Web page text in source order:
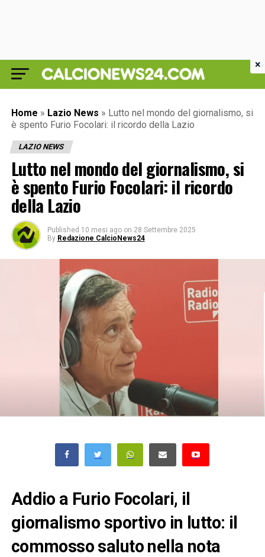
Home » Lazio News » Lutto nel mondo del giornalismo, si
è spento Furio Focolari: il ricordo della Lazio
LAZIO NEWS
Lutto nel mondo del giornalismo, si
è spento Furio Focolari: il ricordo
della Lazio
Published 10 mesi ago on 28 Settembre 2025
By Redazione CalcioNews24
Addio a Furio Focolari, il
giornalismo sportivo in lutto: il
commosso saluto nella nota
×